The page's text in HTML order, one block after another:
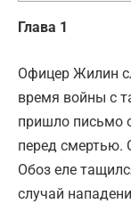
Глава 1
Офицер Жилин
время войны с
пришло письмо
перед смертью.
Обоз еле
случай